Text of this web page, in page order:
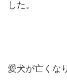
した。
愛犬が亡くな